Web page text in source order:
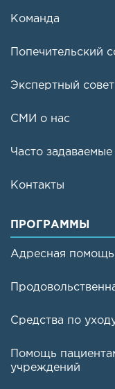
Команда
Попечительский
Экспертный совет
СМИ о нас
Часто
Контакты
ПРОГРАММЫ
Адресная помощь
Средства по
Помощь
учреждений